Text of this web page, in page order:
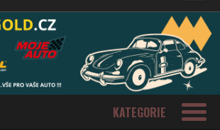
KATEGORIE